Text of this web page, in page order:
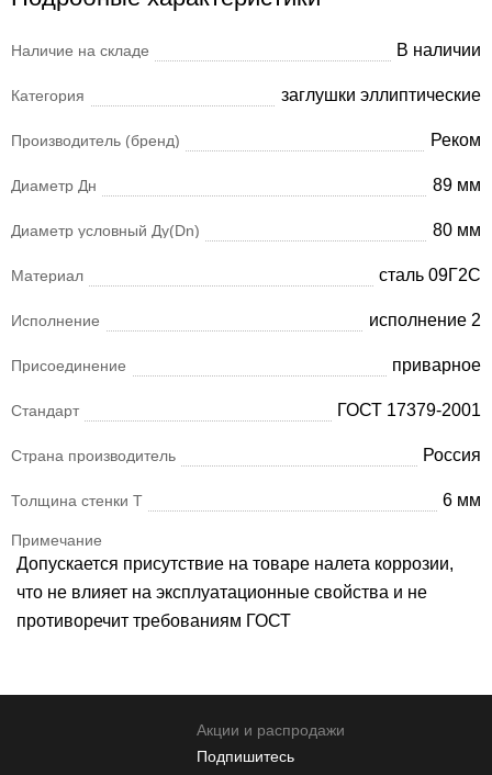
Наличие на складе В наличии
Категория заглушки эллиптические
Производитель (бренд) Реком
Диаметр Дн 89 мм
Диаметр условный Ду(Dn) 80 мм
Материал сталь 09Г2С
Исполнение исполнение 2
Присоединение приварное
Стандарт ГОСТ 17379-2001
Страна производитель Россия
Толщина стенки Т 6 мм
Примечание
Допускается присутствие на товаре налета коррозии,
что не влияет на эксплуатационные свойства и не
противоречит требованиям ГОСТ
Акции и распродажи
Подпишитесь